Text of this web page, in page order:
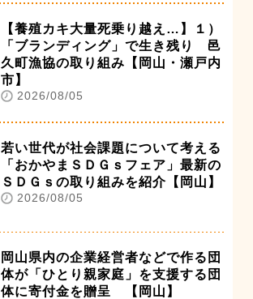
【養殖カキ大量死乗り越え…】１）
「ブランディング」で生き残り 邑
久町漁協の取り組み【岡山・瀬戸内
市】
2026/08/05
若い世代が社会課題について考える
「おかやまＳＤＧｓフェア」最新の
ＳＤＧｓの取り組みを紹介【岡山】
2026/08/05
岡山県内の企業経営者などで作る団
体が「ひとり親家庭」を支援する団
体に寄付金を贈呈 【岡山】